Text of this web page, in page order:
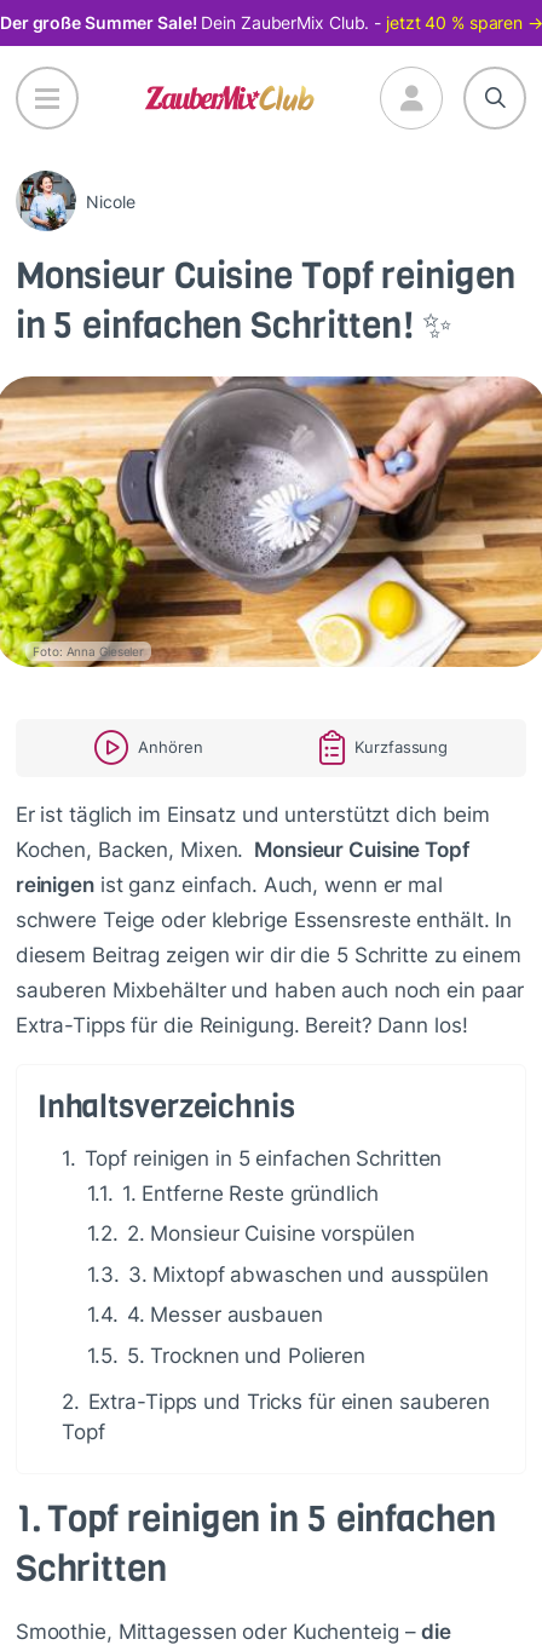
Direkt
zum
Inhalt
Der große Summer Sale! Dein ZauberMix Club. - jetzt 40 % sparen →
Nicole
Monsieur Cuisine Topf reinigen
in 5 einfachen Schritten! ✨
Foto: Anna Gieseler
Anhören Kurzfassung
Er ist täglich im Einsatz und unterstützt dich beim
Kochen, Backen, Mixen. Monsieur Cuisine Topf
reinigenist ganz einfach. Auch, wenn er mal
schwere Teige oder klebrige Essensreste enthält. In
diesem Beitrag zeigen wir dir die 5 Schritte zu einem
sauberen Mixbehälter und haben auch noch ein paar
Extra-Tipps für die Reinigung. Bereit? Dann los!
Inhaltsverzeichnis
1. Topf reinigen in 5 einfachen Schritten
1.1. 1. Entferne Reste gründlich
1.2. 2. Monsieur Cuisine vorspülen
1.3. 3. Mixtopf abwaschen und ausspülen
1.4. 4. Messer ausbauen
1.5. 5. Trocknen und Polieren
2. Extra-Tipps und Tricks für einen sauberen
Topf
1.Topf reinigen in 5 einfachen
Schritten
Smoothie, Mittagessen oder Kuchenteig –die